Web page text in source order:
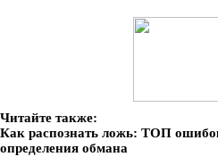
Читайте также:
Как распознать ложь: ТОП
определения обмана